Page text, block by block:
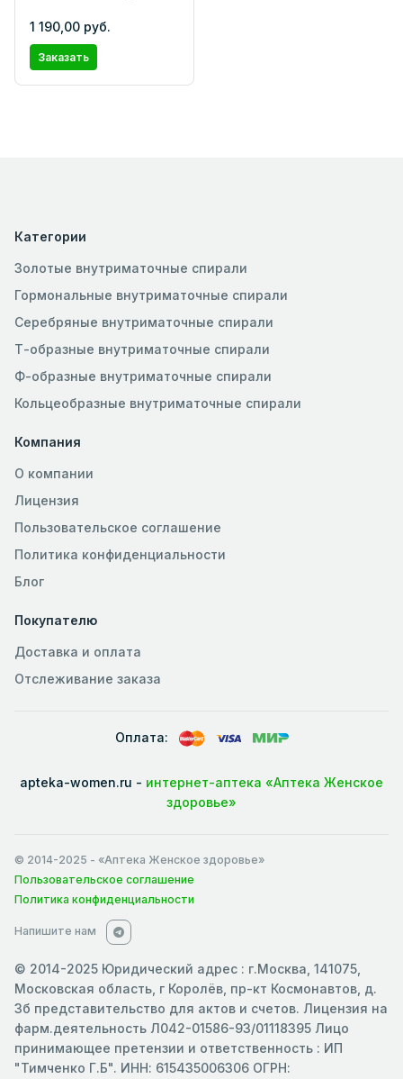
1 190,00 руб.
Заказать
Категории
Золотые внутриматочные спирали
Гормональные внутриматочные спирали
Серебряные внутриматочные спирали
Т-образные внутриматочные спирали
Ф-образные внутриматочные спирали
Кольцеобразные внутриматочные спирали
Компания
О компании
Лицензия
Пользовательское соглашение
Политика конфиденциальности
Блог
Покупателю
Доставка и оплата
Отслеживание заказа
Оплата:
apteka-women.ru - интернет-аптека «Аптека Женское
здоровье»
© 2014-2025 - «Аптека Женское здоровье»
Пользовательское соглашение
Политика конфиденциальности
Напишите нам
© 2014-2025 Юридический адрес : г.Москва, 141075,
Московская область, г Королёв, пр-кт Космонавтов, д.
3б представительство для актов и счетов. Лицензия на
фарм.деятельность Л042-01586-93/01118395 Лицо
принимающее претензии и ответственность : ИП
"Тимченко Г.Б". ИНН: 615435006306 ОГРН: